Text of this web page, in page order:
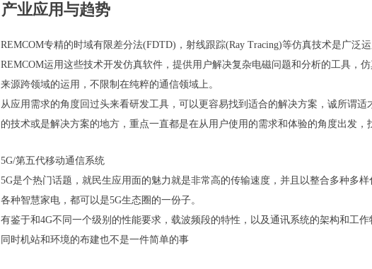
产业应用与趋势
REMCOM专精的时域有限差分法(FDTD)，射线跟踪(Ray Tracing)等仿真技术是广泛
REMCOM运用这些技术开发仿真软件，提供用户解决复杂电磁问题和分析的工具，
来源跨领域的运用，不限制在纯粹的通信领域上。
从应用需求的角度回过头来看研发工具，可以更容易找到适合的解决方案，诚所谓
的技术或是解决方案的地方，重点一直都是在从用户使用的需求和体验的角度出发
5G/第五代移动通信系统
5G是个热门话题，就民生应用面的魅力就是非常高的传输速度，并且以整合多种多
各种智慧家电，都可以是5G生态圈的一份子。
有鉴于和4G不同一个级别的性能要求，载波频段的特性，以及通讯系统的架构和工
同时机站和环境的布建也不是一件简单的事